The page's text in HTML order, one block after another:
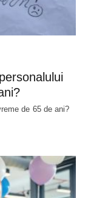
de 65 de ani?